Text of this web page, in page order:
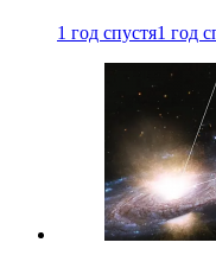
1 год спустя1 год